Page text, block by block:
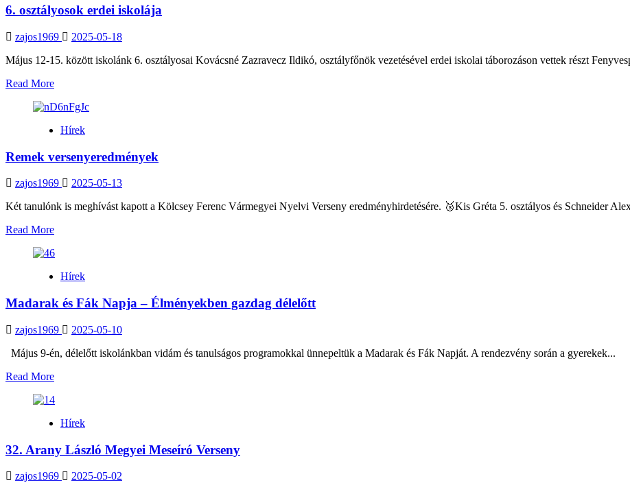
vármegye
6. osztályosok erdei iskolája
zajos1969
2025-05-18
Május 12-15. között iskolánk 6. osztályosai Kovácsné Zazravecz Ildikó, osztályfőnök vezetésével erdei iskolai táborozáson vettek részt
Read MoreRead
about
osztályosok
iskolája
Hírek
Remek versenyeredmények
zajos1969
2025-05-13
Két tanulónk is meghívást kapott a Kölcsey Ferenc Vármegyei Nyelvi Verseny eredményhirdetésére. 🥉Kis Gréta 5. osztályos és Schneider
Read MoreRead
about
versenyeredmények
Hírek
Madarak és Fák Napja – Élményekben gazdag délelőtt
zajos1969
2025-05-10
Május 9-én, délelőtt iskolánkban vidám és tanulságos programokkal ünnepeltük a Madarak és Fák Napját. A rendezvény során a gyerekek...
Read MoreRead
about
és
Napja
Élményekben
Hírek
32. Arany László Megyei Meseíró Verseny
zajos1969
2025-05-02